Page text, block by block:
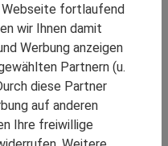
Webseite fortlaufend
wir Ihnen damit
Werbung anzeigen
Partnern (u.
diese Partner
auf anderen
Ihre freiwillige